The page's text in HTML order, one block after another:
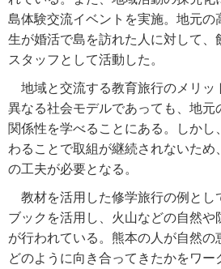
島体験交流イベントを実施。地元の
生が婚活で島を訪れた人に対して、
スタッフとして活動した。
地域と交流する教育旅行のメリッ
異なる社会モデルであっても、地元
関係性を学べることにある。しかし
わることで取組が継続されないため
の工夫が必要となる。
教材を活用した修学旅行の例とし
ブックを活用し、火山などの自然や
が行われている。熊本の人が自然の
どのように向き合ってきたかをワー